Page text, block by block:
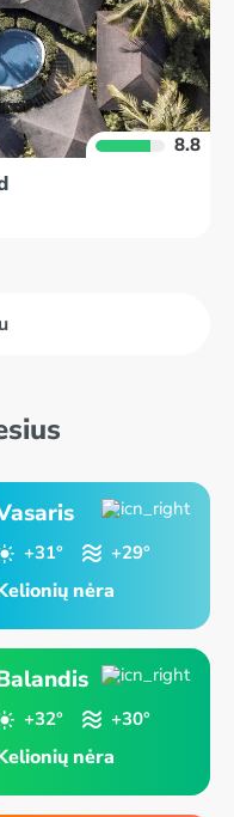
8.8
+31° +29°
nėra
+32° +30°
nėra